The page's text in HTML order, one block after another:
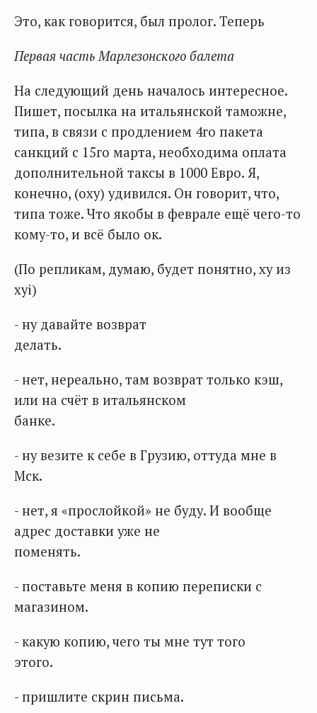
Это, как говорится, был пролог. Теперь
Первая часть Марлезонского балета
На следующий день началось интересное.
Пишет, посылка на итальянской таможне,
типа, в связи с продлением 4го пакета
санкций с 15го марта, необходима оплата
дополнительной таксы в 1000 Евро. Я,
конечно, (оху) удивился. Он говорит, что,
типа тоже. Что якобы в феврале ещё чего-то
кому-то, и всё было ок.
(По репликам, думаю, будет понятно, ху из
хуi)
- ну давайте возврат
делать.
- нет, нереально, там возврат только кэш,
или на счёт в итальянском
банке.
- ну везите к себе в Грузию, оттуда мне в
Мск.
- нет, я «прослойкой» не буду. И вообще
адрес доставки уже не
поменять.
- поставьте меня в копию переписки с
магазином.
- какую копию, чего ты мне тут того
этого.
- пришлите скрин письма.